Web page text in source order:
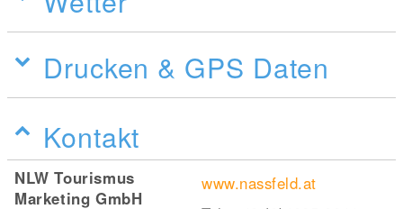
Drucken & GPS Daten
Kontakt
NLW Tourismus
Marketing GmbH
www.nassfeld.at